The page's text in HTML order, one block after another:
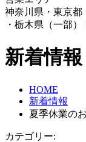
神奈川県・東京都
・栃木県（一部）
新着情報
HOME
新着情報
夏季休業の
カテゴリー: